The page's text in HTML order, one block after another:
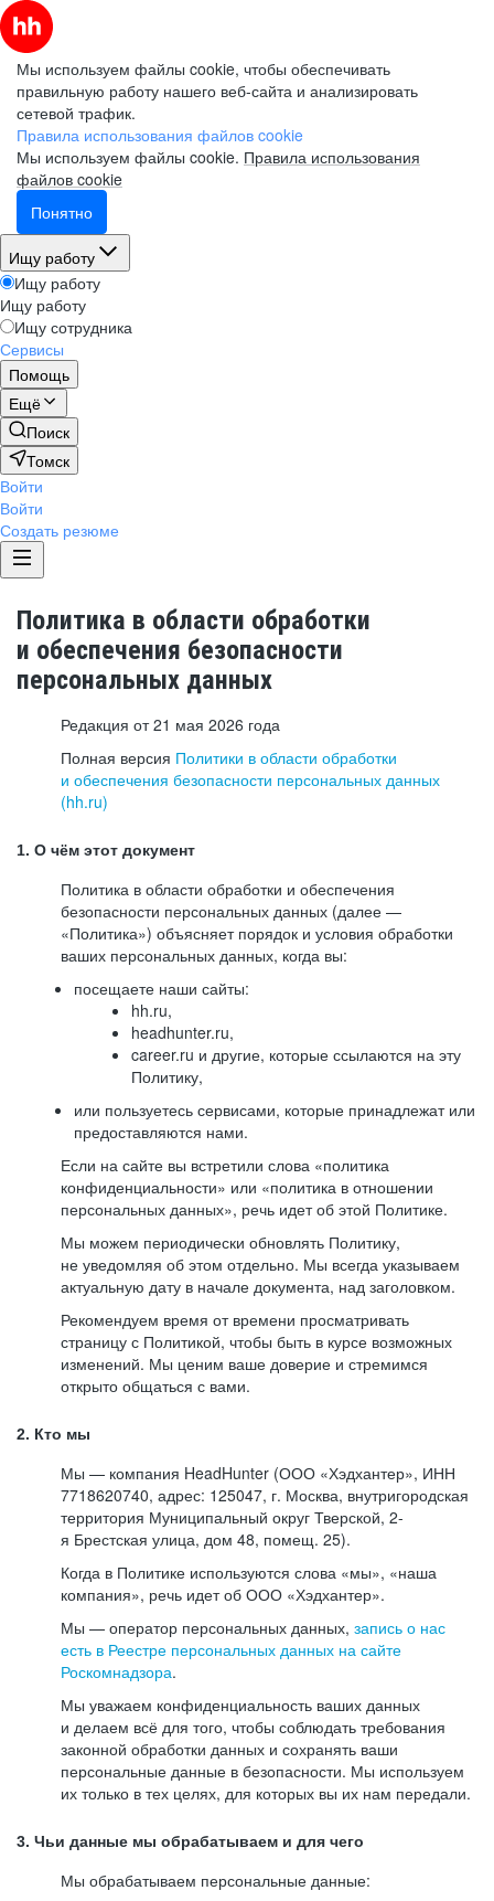
Мы используем файлы cookie, чтобы обеспечивать
правильную работу нашего веб-сайта и анализировать
сетевой трафик.
Правила использования файлов cookie
Мы используем файлы cookie. Правила использования
файлов cookie
Понятно
Ищу работу
Ищу работу
Ищу работу
Ищу сотрудника
Сервисы
Помощь
Ещё
Поиск
Томск
Войти
Войти
Создать резюме
Политика в области обработки
и обеспечения безопасности
персональных данных
Редакция от 21 мая 2026 года
Полная версия Политики в области обработки
и обеспечения безопасности персональных данных
(hh.ru)
1. О чём этот документ
Политика в области обработки и обеспечения
безопасности персональных данных (далее —
«Политика») объясняет порядок и условия обработки
ваших персональных данных, когда вы:
посещаете наши сайты:
hh.ru,
headhunter.ru,
career.ru и другие, которые ссылаются на эту
Политику,
или пользуетесь сервисами, которые принадлежат или
предоставляются нами.
Если на сайте вы встретили слова «политика
конфиденциальности» или «политика в отношении
персональных данных», речь идет об этой Политике.
Мы можем периодически обновлять Политику,
не уведомляя об этом отдельно. Мы всегда указываем
актуальную дату в начале документа, над заголовком.
Рекомендуем время от времени просматривать
страницу с Политикой, чтобы быть в курсе возможных
изменений. Мы ценим ваше доверие и стремимся
открыто общаться с вами.
2. Кто мы
Мы — компания HeadHunter (ООО «Хэдхантер», ИНН
7718620740, адрес: 125047, г. Москва, внутригородская
территория Муниципальный округ Тверской, 2-
я Брестская улица, дом 48, помещ. 25).
Когда в Политике используются слова «мы», «наша
компания», речь идет об ООО «Хэдхантер».
Мы — оператор персональных данных, запись о нас
есть в Реестре персональных данных на сайте
Роскомнадзора.
Мы уважаем конфиденциальность ваших данных
и делаем всё для того, чтобы соблюдать требования
законной обработки данных и сохранять ваши
персональные данные в безопасности. Мы используем
их только в тех целях, для которых вы их нам передали.
3. Чьи данные мы обрабатываем и для чего
Мы обрабатываем персональные данные: